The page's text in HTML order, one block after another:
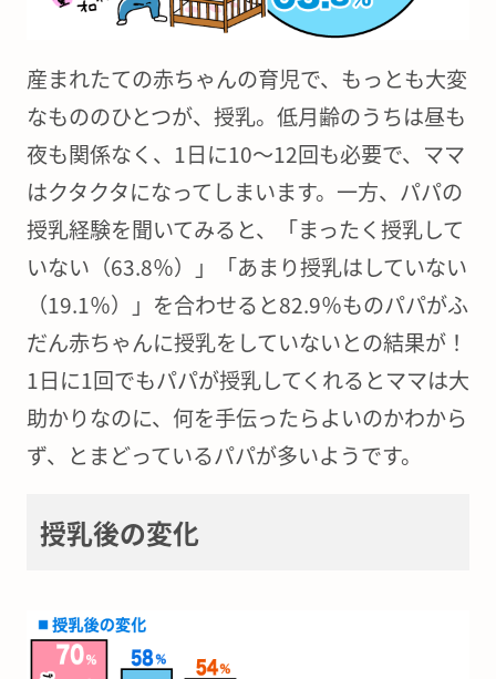
産まれたての赤ちゃんの育児で、もっとも大変
なもののひとつが、授乳。低月齢のうちは昼も
夜も関係なく、1日に10〜12回も必要で、ママ
はクタクタになってしまいます。一方、パパの
授乳経験を聞いてみると、「まったく授乳して
いない（63.8％）」「あまり授乳はしていない
（19.1％）」を合わせると82.9％ものパパがふ
だん赤ちゃんに授乳をしていないとの結果が！
1日に1回でもパパが授乳してくれるとママは大
助かりなのに、何を手伝ったらよいのかわから
ず、とまどっているパパが多いようです。
授乳後の変化